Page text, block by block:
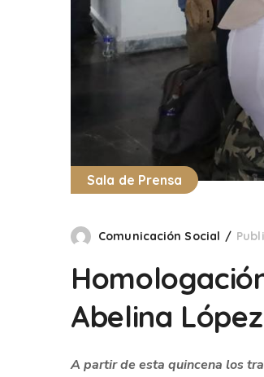
Sala de Prensa
Comunicación Social
Abelina
A partir de esta quincena los